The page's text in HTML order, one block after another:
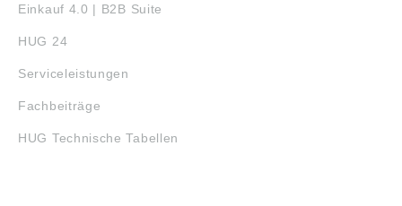
Einkauf 4.0 | B2B Suite
HUG 24
Serviceleistungen
Fachbeiträge
HUG Technische Tabellen